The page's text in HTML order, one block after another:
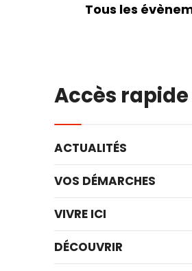
Tous les
Accès rapide
ACTUALITÉS
VOS DÉMARCHES
VIVRE ICI
DÉCOUVRIR